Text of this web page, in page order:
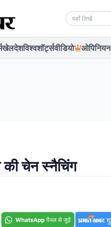
Search news
खेलदेशविश्वशॉर्ट्सवीडियो ओपिनियन
चेन स्नैचिंग